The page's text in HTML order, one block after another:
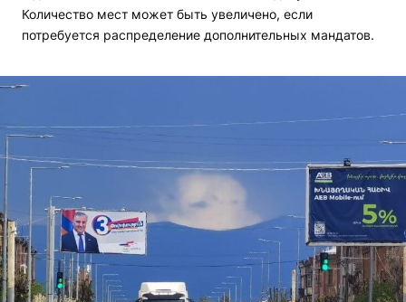
Количество мест может быть увеличено, если
потребуется распределение дополнительных мандатов.